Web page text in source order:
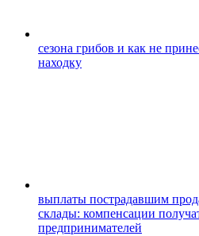
сезона грибов и как не
находку
выплаты пострадавшим
склады: компенсации
предпринимателей